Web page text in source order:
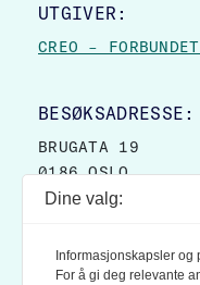
UTGIVER:
CREO –
BESØKSADRESSE:
BRUGATA 19
0186 OSLO
POSTBOKS 9007
0133 OSLO
Dine valg:
Informasjonskapsler og
For å gi deg relevante